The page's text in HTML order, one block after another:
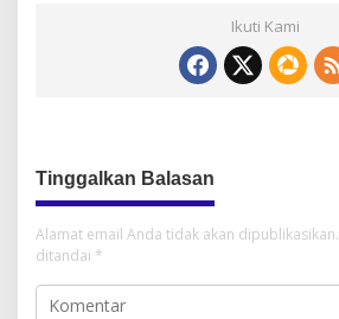
Ikuti Kami
Tinggalkan Balasan
Alamat email Anda tidak akan dipublikasikan.
ditandai *